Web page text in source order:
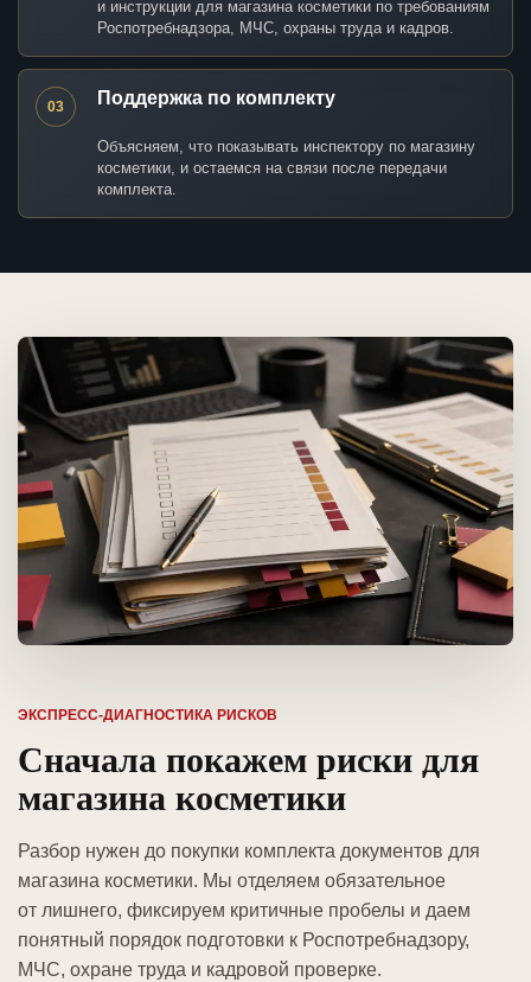
и инструкции для магазина косметики по требованиям
Роспотребнадзора, МЧС, охраны труда и кадров.
03 Поддержка по комплекту
Объясняем, что показывать инспектору по магазину
косметики, и остаемся на связи после передачи
комплекта.
ЭКСПРЕСС-ДИАГНОСТИКА РИСКОВ
Сначала покажем риски для
магазина косметики
Разбор нужен до покупки комплекта документов для
магазина косметики. Мы отделяем обязательное
от лишнего, фиксируем критичные пробелы и даем
понятный порядок подготовки к Роспотребнадзору,
МЧС, охране труда и кадровой проверке.